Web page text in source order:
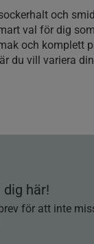
och
val för dig
och komplett
du vill variera
här!
för att inte